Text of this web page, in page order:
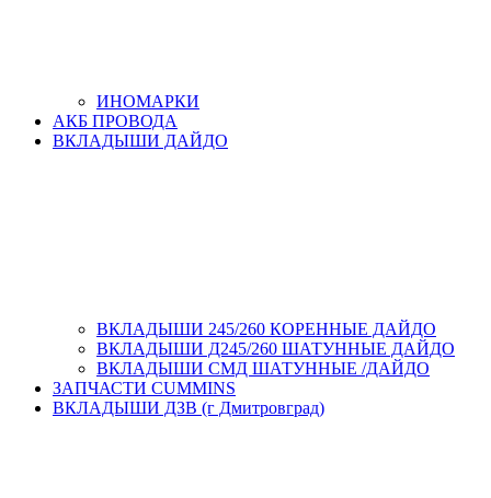
ИНОМАРКИ
АКБ ПРОВОДА
ВКЛАДЫШИ ДАЙДО
ВКЛАДЫШИ 245/260 КОРЕННЫЕ ДАЙДО
ВКЛАДЫШИ Д245/260 ШАТУННЫЕ ДАЙДО
ВКЛАДЫШИ СМД ШАТУННЫЕ /ДАЙДО
ЗАПЧАСТИ CUMMINS
ВКЛАДЫШИ ДЗВ (г Дмитровград)